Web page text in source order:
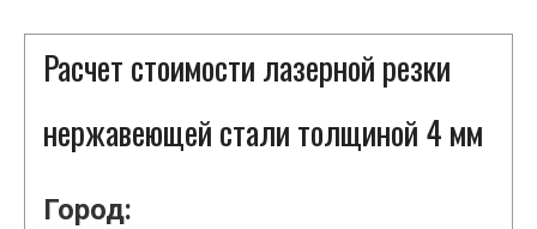
Расчет стоимости лазерной резки
нержавеющей стали толщиной 4 мм
Город: